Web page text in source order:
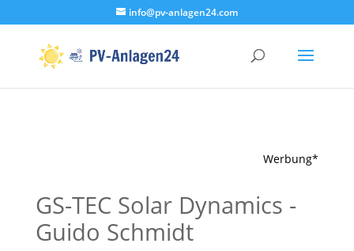
info@pv-anlagen24.com
Werbung*
GS-TEC Solar Dynamics -
Guido Schmidt